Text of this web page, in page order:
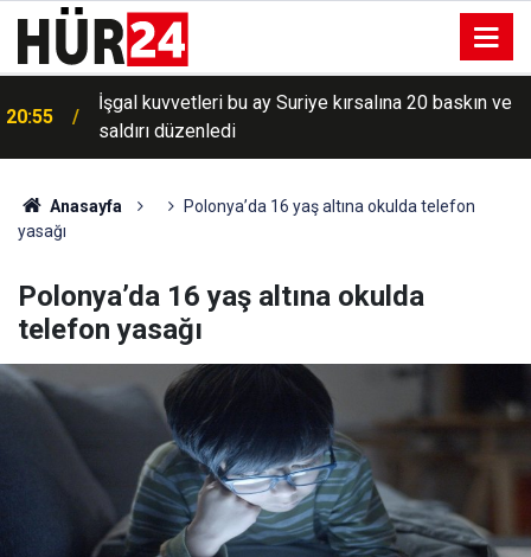
20:55
İşgal kuvvetleri bu ay Suriye kırsalına 20 baskın ve
saldırı düzenledi
Anasayfa
Polonya’da 16 yaş altına okulda telefon
yasağı
Polonya’da 16 yaş altına okulda
telefon yasağı